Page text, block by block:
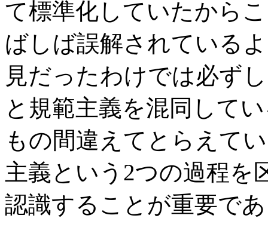
て標準化していたから
ばしば誤解されている
見だったわけでは必ず
と規範主義を混同して
もの間違えてとらえて
主義という2つの過程を
認識することが重要で